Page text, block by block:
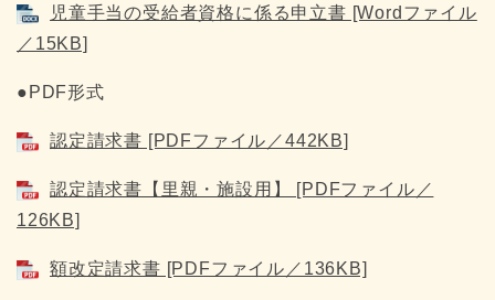
児童手当の受給者資格に係る申立書 [Wordファイル
／15KB]
●PDF形式
認定請求書 [PDFファイル／442KB]
認定請求書【里親・施設用】 [PDFファイル／
126KB]
額改定請求書 [PDFファイル／136KB]